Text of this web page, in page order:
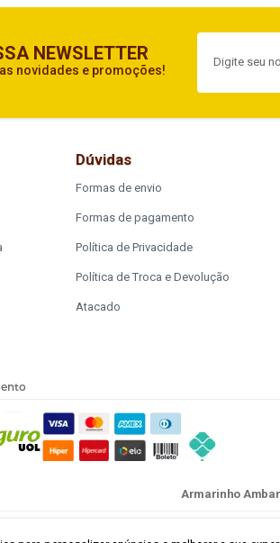
NEWSLETTER
novidades e promoções!
Dúvidas
Formas de envio
Formas de pagamento
Política de Privacidade
Política de Troca e Devolução
Atacado
Armarinho Ambar